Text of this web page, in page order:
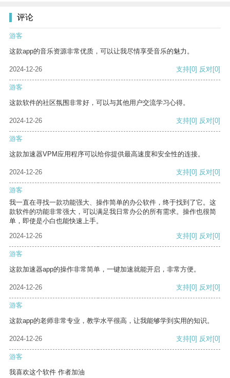
评论
游客
这款app的音乐资源非常优质，可以让我尽情享受音乐的魅力。
2024-12-26 支持[0] 反对[0]
游客
这款软件的社区氛围非常好，可以与其他用户交流学习心得。
2024-12-26 支持[0] 反对[0]
游客
这款加速器VPM应用程序可以给你提供最高速度和安全性的连接。
2024-12-26 支持[0] 反对[0]
游客
我一直在寻找一款功能强大、操作简单的办公软件，终于找到了它。这
款软件的功能非常强大，可以满足我日常办公的所有需求。操作也很简
单，即使是小白也能快速上手。
2024-12-26
支持[0] 反对[0]
游客
这款加速器app的操作非常简单，一键加速就能开启，非常方便。
2024-12-26 支持[0] 反对[0]
游客
这款app的老师非常专业，教学水平很高，让我能够学到实用的知识。
2024-12-26 支持[0] 反对[0]
游客
我喜欢这个软件 作者加油